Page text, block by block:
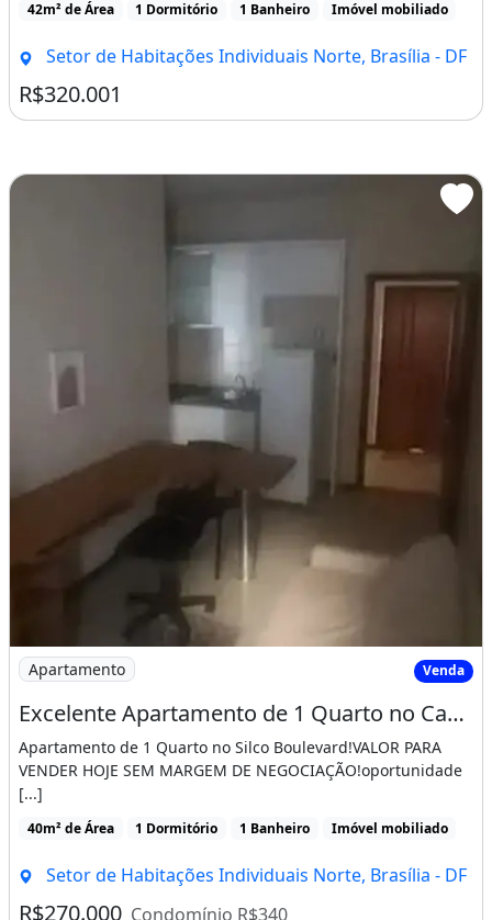
OTE JARDIM BOTÂNICO: 110.000,00
?
LTO MANGUEIRAL: 19.900,00
? LOTE EM CEILÂNDIA QNN 20: 130.000,00
? TERRENO ÁGUAS LINDAS 600 mts: 50.000
ERRENO ARNIQUEIRAS: 220.000,00
PARTAMENTO PARANOÁ: 75.000,00
? TERRENO LUZIÂNIA 360mts: 25.000,00
? TERRENO LUZIÂNIA 920mts: 42.000,00
?
ERRENO SÃO SEBASTIÃO: 35.000,00
? CASA PLANALTINA 420mts: 100.000,00
42m² de Área 1 Dormitório 1 Banheiro Imóvel mobiliado
Setor de Habitações Individuais Norte, Brasília - DF
R$320.001
Imagem: Excelente Apartamento de 1 Quarto no Ca09
Apartamento Venda
Excelente Apartamento de 1 Quarto no Ca09 - Silco Boulevard
Apartamento de 1 Quarto no Silco Boulevard!VALOR PARA
VENDER HOJE SEM MARGEM DE NEGOCIAÇÃO!oportunidade
[...]
40m² de Área 1 Dormitório 1 Banheiro Imóvel mobiliado
Setor de Habitações Individuais Norte, Brasília - DF
R$270.000 Condomínio R$340